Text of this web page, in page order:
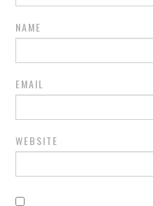
NAME
EMAIL
WEBSITE